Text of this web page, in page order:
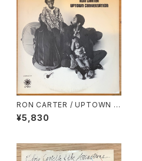
RON CARTER / UPTOWN C
ONVERSATION
¥5,830